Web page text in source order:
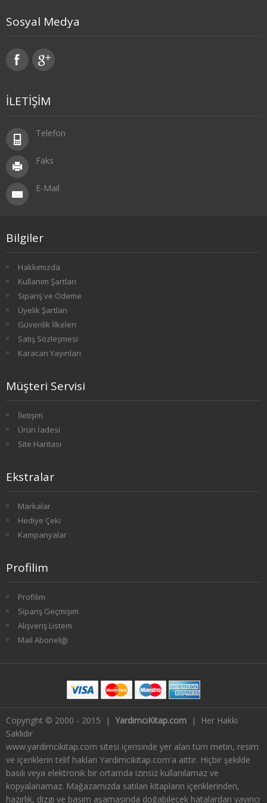
1. SINIF 2. YARIYIL FELSEFE
2. SINIF 4. YARIYIL FELSEFE
3. SINIF 5. YARIYIL FELSEFE
HAVACILIK İŞLETMECİLİĞİ
2. SINIF 3. YARIYIL HAVACILIK
2. SINIF 4. YARIYIL HAVACILIK
3. SINIF 5. YARIYIL HAVACILIK
4. SINIF 7. YARIYIL HAVACILIK
4. SINIF 8. YARIYIL HAVACILIK
HALKLA İLİŞKİLER VE REKLAMCILIK
1. SINIF 1. YARIYIL HALKLA İLİŞKİLER
1. SINIF 2. YARIYIL HALKLA İLİŞKİLER
2. SINIF 3. YARIYIL HALKLA İLİŞKİLER
3. SINIF 6. YARIYIL HALKLA İLİŞKİLER
4. SINIF 7. YARIYIL HALKLA İLİŞKİLER
SAĞLIK YÖNETİMİ
1. SINIF 1. YARIYIL SAĞLIK YÖNETİMİ
1. SINIF 2. YARIYIL SAĞLIK YÖNETİMİ
2. SINIF 3. YARIYIL SAĞLIK YÖNETİMİ
2. SINIF 4. YARIYIL SAĞLIK YÖNETİMİ
Sosyal Medya
İLETİŞİM
Telefon
Faks
E-Mail
Bilgiler
Hakkımızda
Kullanım Şartları
Sipariş ve Ödeme
Üyelik Şartları
Güvenlik İlkeleri
Satış Sözleşmesi
Karacan Yayınları
Müşteri Servisi
İletişim
Ürün İadesi
Site Haritası
Ekstralar
Markalar
Hediye Çeki
Kampanyalar
Profilim
Profilim
Sipariş Geçmişim
Alışveriş Listem
Mail Aboneliği
Copyright © 2000 - 2015 | YardımcıKitap.com
| Her Hakkı
Saklıdır
www.yardimcikitap.com sitesi içerisinde yer alan tüm metin, resim
ve içeriklerin telif hakları Yardimcikitap.com'a aittir. Hiçbir şekilde
basılı veya elektronik bir ortamda izinsiz kullanılamaz ve
kopyalanamaz. Mağazamızda satılan kitapların içeriklerinden,
hazırlık, dizgi ve basım aşamasında doğabilecek hatalardan yayıncı